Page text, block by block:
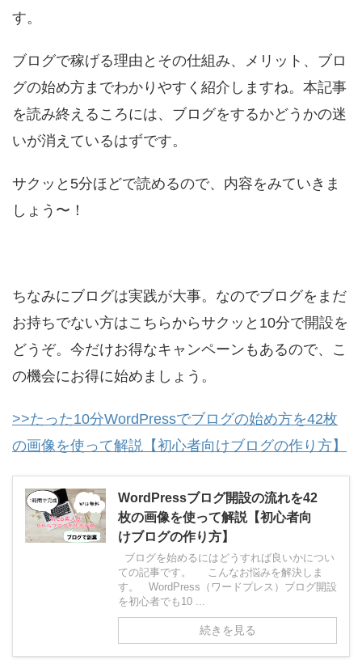
す。
ブログで稼げる理由とその仕組み、メリット、ブロ
グの始め方までわかりやすく紹介しますね。本記事
を読み終えるころには、ブログをするかどうかの迷
いが消えているはずです。
サクッと5分ほどで読めるので、内容をみていきま
しょう〜！
ちなみにブログは実践が大事。なのでブログをまだ
お持ちでない方はこちらからサクッと10分で開設を
どうぞ。今だけお得なキャンペーンもあるので、こ
の機会にお得に始めましょう。
>>たった10分WordPressでブログの始め方を42枚
の画像を使って解説【初心者向けブログの作り方】
WordPressブログ開設の流れを42
枚の画像を使って解説【初心者向
けブログの作り方】
ブログを始めるにはどうすれば良いかについ
ての記事です。 こんなお悩みを解決しま
す。 WordPress（ワードプレス）ブログ開設
を初心者でも10 ...
続きを見る